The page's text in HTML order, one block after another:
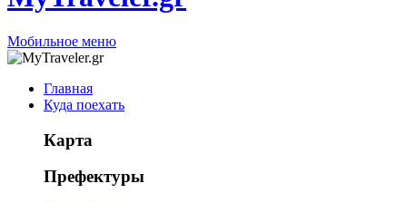
Мобильное меню
Главная
Куда поехать
Карта
Префектуры